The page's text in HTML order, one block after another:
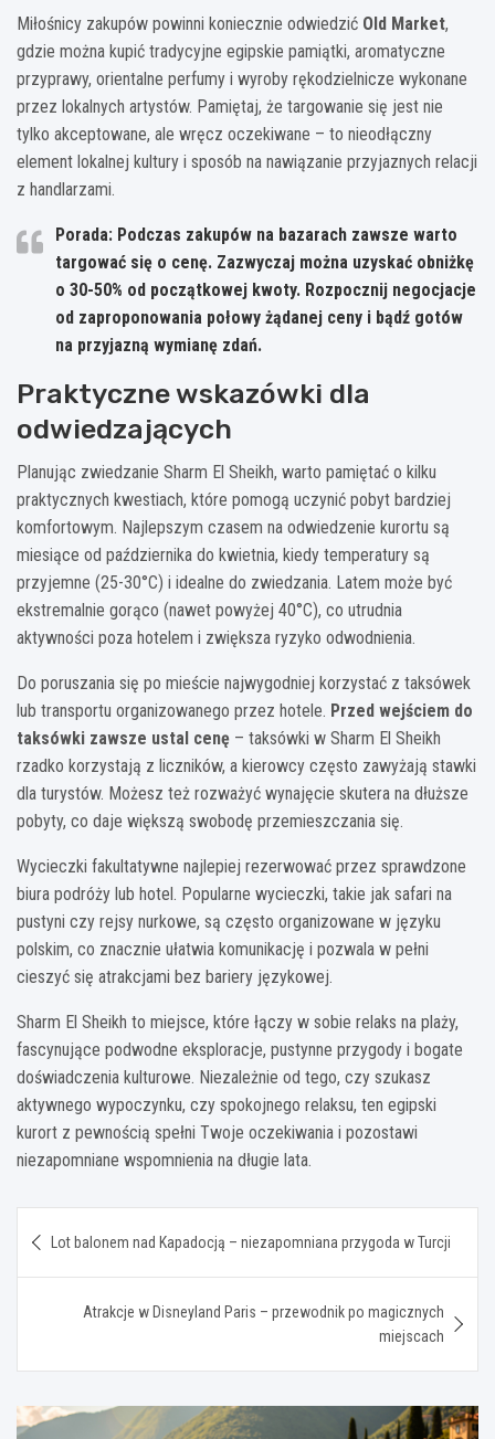
Miłośnicy zakupów powinni koniecznie odwiedzić Old Market,
gdzie można kupić tradycyjne egipskie pamiątki, aromatyczne
przyprawy, orientalne perfumy i wyroby rękodzielnicze wykonane
przez lokalnych artystów. Pamiętaj, że targowanie się jest nie
tylko akceptowane, ale wręcz oczekiwane – to nieodłączny
element lokalnej kultury i sposób na nawiązanie przyjaznych relacji
z handlarzami.
Porada: Podczas zakupów na bazarach zawsze warto
targować się o cenę. Zazwyczaj można uzyskać obniżkę
o 30-50% od początkowej kwoty. Rozpocznij negocjacje
od zaproponowania połowy żądanej ceny i bądź gotów
na przyjazną wymianę zdań.
Praktyczne wskazówki dla
odwiedzających
Planując zwiedzanie Sharm El Sheikh, warto pamiętać o kilku
praktycznych kwestiach, które pomogą uczynić pobyt bardziej
komfortowym. Najlepszym czasem na odwiedzenie kurortu są
miesiące od października do kwietnia, kiedy temperatury są
przyjemne (25-30°C) i idealne do zwiedzania. Latem może być
ekstremalnie gorąco (nawet powyżej 40°C), co utrudnia
aktywności poza hotelem i zwiększa ryzyko odwodnienia.
Do poruszania się po mieście najwygodniej korzystać z taksówek
lub transportu organizowanego przez hotele. Przed wejściem do
taksówki zawsze ustal cenę – taksówki w Sharm El Sheikh
rzadko korzystają z liczników, a kierowcy często zawyżają stawki
dla turystów. Możesz też rozważyć wynajęcie skutera na dłuższe
pobyty, co daje większą swobodę przemieszczania się.
Wycieczki fakultatywne najlepiej rezerwować przez sprawdzone
biura podróży lub hotel. Popularne wycieczki, takie jak safari na
pustyni czy rejsy nurkowe, są często organizowane w języku
polskim, co znacznie ułatwia komunikację i pozwala w pełni
cieszyć się atrakcjami bez bariery językowej.
Sharm El Sheikh to miejsce, które łączy w sobie relaks na plaży,
fascynujące podwodne eksploracje, pustynne przygody i bogate
doświadczenia kulturowe. Niezależnie od tego, czy szukasz
aktywnego wypoczynku, czy spokojnego relaksu, ten egipski
kurort z pewnością spełni Twoje oczekiwania i pozostawi
niezapomniane wspomnienia na długie lata.
wpisu
Lot balonem nad Kapadocją – niezapomniana przygoda w Turcji
Atrakcje w Disneyland Paris – przewodnik po magicznych
miejscach